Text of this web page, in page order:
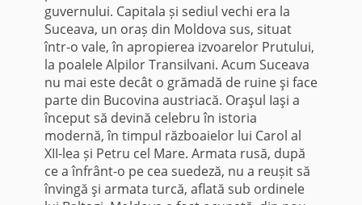
guvernului. Capitala și sediul vechi era la
Suceava, un oraș din Moldova sus, situat
într-o vale, în apropierea izvoarelor Prutului,
la poalele Alpilor Transilvani. Acum Suceava
nu mai este decât o grămadă de ruine şi face
parte din Bucovina austriacă. Oraşul Iaşi a
început să devină celebru în istoria
modernă, în timpul războaielor lui Carol al
XII-lea și Petru cel Mare. Armata rusă, după
ce a înfrânt-o pe cea suedeză, nu a reușit să
învingă şi armata turcă, aflată sub ordinele